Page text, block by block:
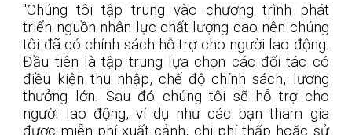
"Chúng tôi tập trung vào chương trình phát
triển nguồn nhân lực chất lượng cao nên chúng
tôi đã có chính sách hỗ trợ cho người lao động.
Đầu tiên là tập trung lựa chọn các đối tác có
điều kiện thu nhập, chế độ chính sách, lương
thưởng lớn. Sau đó chúng tôi sẽ hỗ trợ cho
người lao động, ví dụ như các bạn tham gia
được miễn phí xuất cảnh, chi phí thấp hoặc sử